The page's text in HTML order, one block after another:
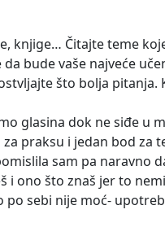
knjige… Čitajte teme
da bude vaše najveće
što bolja
glasina dok ne siđe u
za praksu i jedan bod za
sam pa naravno
i ono što znaš jer to
po sebi nije moć-